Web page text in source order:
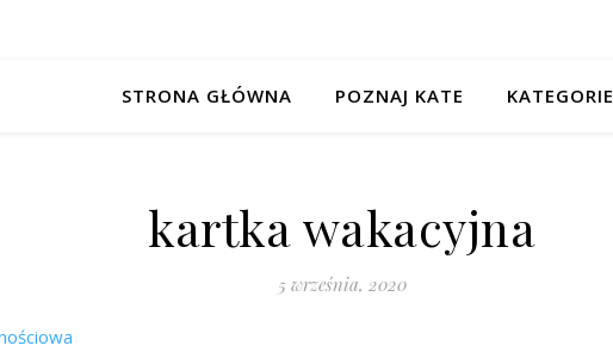
STRONA GŁÓWNA POZNAJ KATE KATEGORIE
kartka wakacyjna
5 września, 2020